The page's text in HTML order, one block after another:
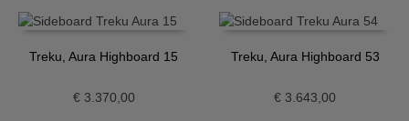
Treku, Aura Highboard 15
€3.370,00
Treku, Aura Highboard 53
€ 3.643,00